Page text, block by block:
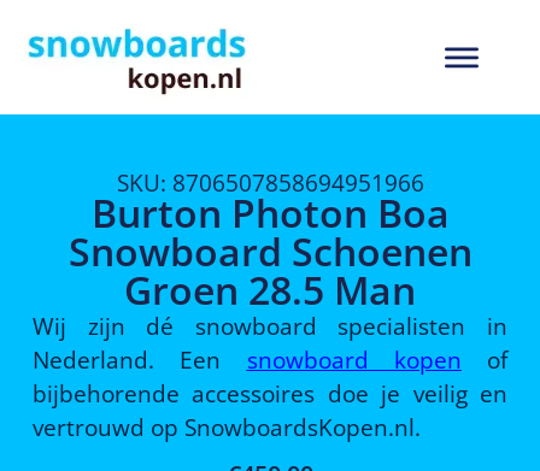
SKU: 8706507858694951966
Burton Photon Boa
Snowboard Schoenen
Groen 28.5 Man
Wij zijn dé snowboard specialisten in
Nederland. Een snowboard kopen of
bijbehorende accessoires doe je veilig en
vertrouwd op SnowboardsKopen.nl.